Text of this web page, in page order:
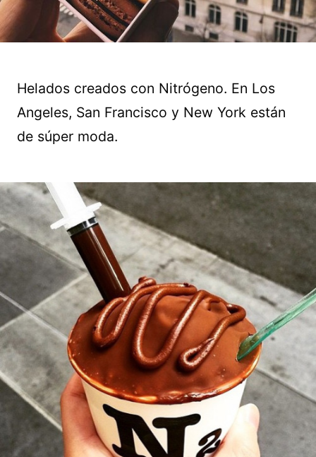
Helados creados con Nitrógeno. En Los
Angeles, San Francisco y New York están
de súper moda.